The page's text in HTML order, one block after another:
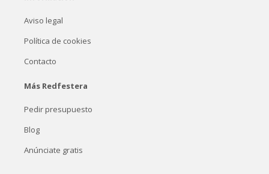
Aviso legal
Política de cookies
Contacto
Más Redfestera
Pedir presupuesto
Blog
Anúnciate gratis